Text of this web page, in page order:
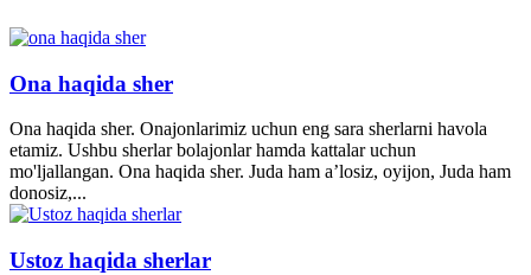
Ona haqida sher
Ona haqida sher. Onajonlarimiz uchun eng sara sherlarni havola
etamiz. Ushbu sherlar bolajonlar hamda kattalar uchun
mo'ljallangan. Ona haqida sher. Juda ham a’losiz, oyijon, Juda ham
donosiz,...
Ustoz haqida sherlar